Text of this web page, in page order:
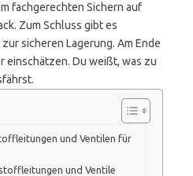
fachgerechten Sichern auf
Zum Schluss gibt es
sicheren Lagerung. Am Ende
einschätzen. Du weißt, was zu
und Ventilen für
und Ventile